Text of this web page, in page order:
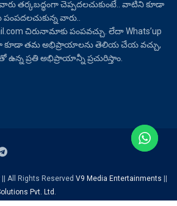
తర్కబద్ధంగా చెప్పదలచుకుంటే.. వాటిని కూడా
వారు..
చిరునామాకు పంపవచ్చు. లేదా Whats’up
కూడా తమ అభిప్రాయాలను తెలియ చేయ వచ్చు,
ప్రతి అభిప్రాయాన్నీ ప్రచురిస్తాం.
|| All Rights Reserved V9 Media Entertainments ||
Pvt. Ltd.